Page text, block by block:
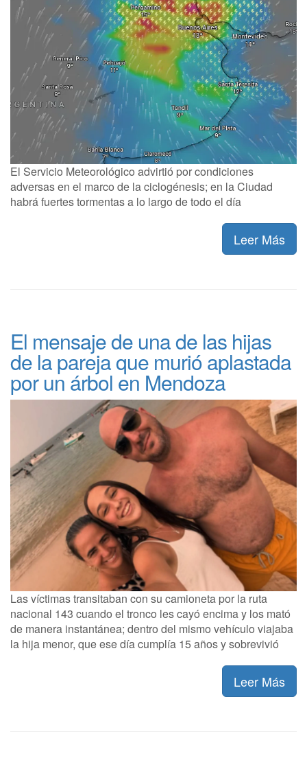
El Servicio Meteorológico advirtió por condiciones
adversas en el marco de la ciclogénesis; en la Ciudad
habrá fuertes tormentas a lo largo de todo el día
Leer Más
El mensaje de una de las hijas
de la pareja que murió aplastada
por un árbol en Mendoza
Las víctimas transitaban con su camioneta por la ruta
nacional 143 cuando el tronco les cayó encima y los mató
de manera instantánea; dentro del mismo vehículo viajaba
la hija menor, que ese día cumplía 15 años y sobrevivió
Leer Más